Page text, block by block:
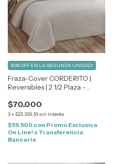
Fraza-Cover CORDERITO |
Reversibles | 2 1/2 Plaza -
$70.000
3x $23.333,33 sin interés
50% OFF EN LA SEGUNDA UNIDAD!
$59.500 con Promo Exclusiva
On Line! x Transferencia
Bancaria